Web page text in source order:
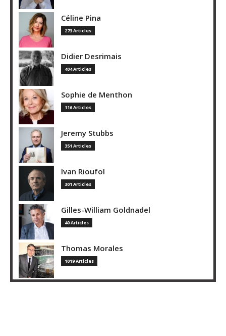
Céline Pina
273 Articles
Didier Desrimais
404 Articles
Sophie de Menthon
116 Articles
Jeremy Stubbs
351 Articles
Ivan Rioufol
301 Articles
Gilles-William Goldnadel
40 Articles
Thomas Morales
1019 Articles